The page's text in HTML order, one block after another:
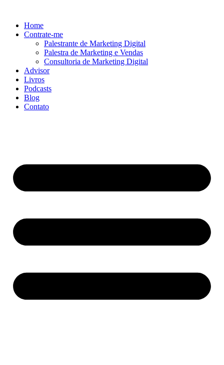
conteúdo
Home
Contrate-me
Palestrante de Marketing Digital
Palestra de Marketing e Vendas
Consultoria de Marketing Digital
Advisor
Livros
Podcasts
Blog
Contato